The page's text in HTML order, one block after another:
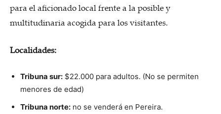
para el aficionado local frente a la posible y
multitudinaria acogida para los visitantes.
Localidades:
Tribuna sur: $22.000 para adultos. (No se permiten
menores de edad)
Tribuna norte: no se venderá en Pereira.